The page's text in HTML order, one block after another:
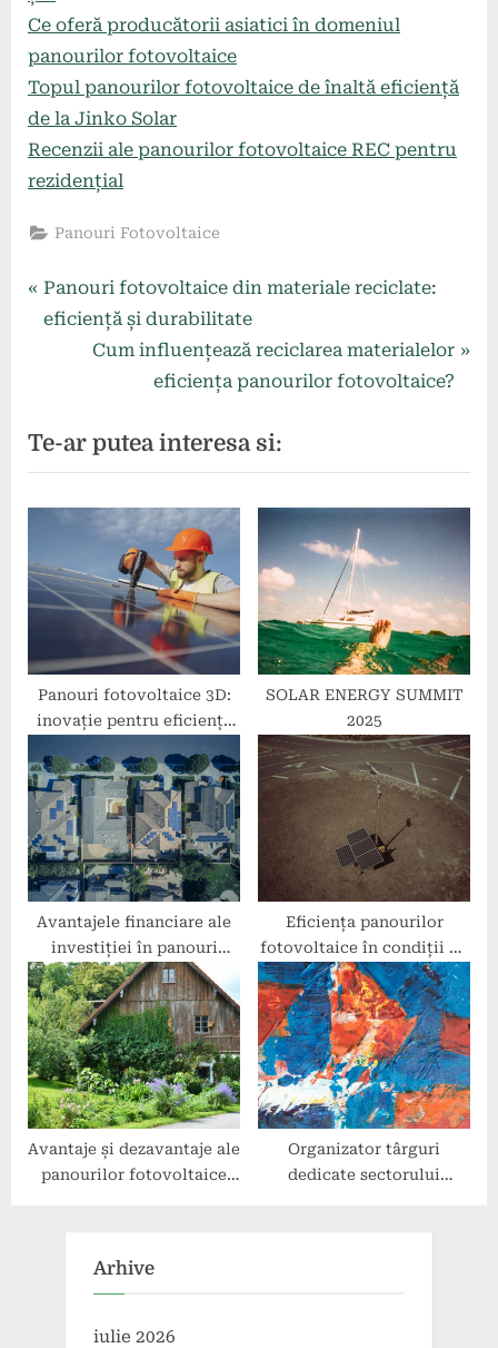
Ce oferă producătorii asiatici în domeniul
panourilor fotovoltaice
Topul panourilor fotovoltaice de înaltă eficiență
de la Jinko Solar
Recenzii ale panourilor fotovoltaice REC pentru
rezidențial
Panouri Fotovoltaice
Navigare
P
r
o
u
s
o
s
:
Panouri fotovoltaice din materiale reciclate:
eficiență și durabilitate
N
t
P
o
:
Cum influențează reciclarea materialelor
eficiența panourilor fotovoltaice?
Te-ar putea interesa si:
Panouri fotovoltaice 3D:
inovație pentru eficiență
SOLAR ENERGY SUMMIT
2025
Avantajele financiare ale
investiției în panouri
fotovoltaice
Eficiența panourilor
fotovoltaice în condiții de
temperatură extremă
Avantaje și dezavantaje ale
panourilor fotovoltaice
Organizator târguri
dedicate sectorului
Arhive
iulie 2026